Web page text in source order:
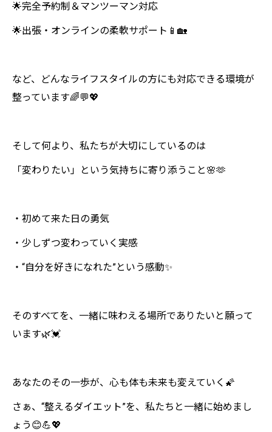
🌟完全予約制＆マンツーマン対応
🌟出張・オンラインの柔軟サポート📱🏡
など、どんなライフスタイルの方にも対応できる環境が
整っています🌈💬💖
そして何より、私たちが大切にしているのは
「変わりたい」という気持ちに寄り添うこと🌸🫶
・初めて来た日の勇気
・少しずつ変わっていく実感
・“自分を好きになれた”という感動✨
そのすべてを、一緒に味わえる場所でありたいと願って
います🌿💓
あなたのその一歩が、心も体も未来も変えていく🌠
さぁ、“整えるダイエット”を、私たちと一緒に始めまし
ょう😊💪💖